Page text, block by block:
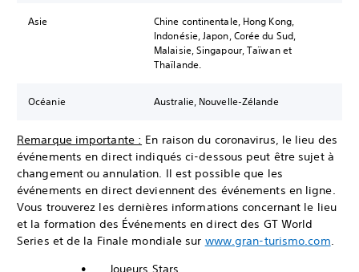
Asie
Chine continentale, Hong Kong,
Indonésie, Japon, Corée du Sud,
Malaisie, Singapour, Taïwan et
Thaïlande.
Océanie Australie, Nouvelle-Zélande
Remarque importante : En raison du coronavirus, le lieu des
événements en direct indiqués ci-dessous peut être sujet à
changement ou annulation. Il est possible que les
événements en direct deviennent des événements en ligne.
Vous trouverez les dernières informations concernant le lieu
et la formation des Événements en direct des GT World
Series et de la Finale mondiale sur www.gran-turismo.com.
• Joueurs Stars